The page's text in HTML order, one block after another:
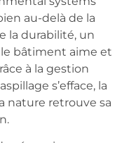
au-delà de la
la durabilité, un
bâtiment aime et
à la gestion
s’efface, la
nature retrouve sa